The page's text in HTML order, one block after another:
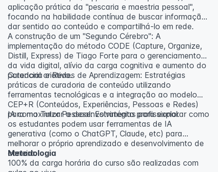
aplicação prática da "pescaria e maestria pessoal",
focando na habilidade contínua de buscar informação,
dar sentido ao conteúdo e compartilhá-lo em rede.
A construção de um "Segundo Cérebro": A
implementação do método CODE (Capture, Organize,
Distill, Express) de Tiago Forte para o gerenciamento
da vida digital, alívio da carga cognitiva e aumento do
potencial criativo.
Curadoria e Redes de Aprendizagem: Estratégias
práticas de curadoria de conteúdo utilizando
ferramentas tecnológicas e a integração ao modelo
CEP+R (Conteúdos, Experiências, Pessoas e Redes)
para maximizar o desenvolvimento profissional.
IA como Tutor Pessoal: Estratégias para explorar como
os estudantes podem usar ferramentas de IA
generativa (como o ChatGPT, Claude, etc) para
melhorar o próprio aprendizado e desenvolvimento de
carreira.
Metodologia
100% da carga horária do curso são realizadas com